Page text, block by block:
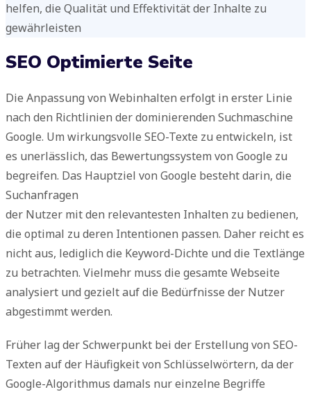
helfen, die Qualität und Effektivität der Inhalte zu
gewährleisten
SEO Optimierte Seite​
Die Anpassung von Webinhalten erfolgt in erster Linie
nach den Richtlinien der dominierenden Suchmaschine
Google. Um wirkungsvolle SEO-Texte zu entwickeln, ist
es unerlässlich, das Bewertungssystem von Google zu
begreifen. Das Hauptziel von Google besteht darin, die
Suchanfragen
der Nutzer mit den relevantesten Inhalten zu bedienen,
die optimal zu deren Intentionen passen. Daher reicht es
nicht aus, lediglich die Keyword-Dichte und die Textlänge
zu betrachten. Vielmehr muss die gesamte Webseite
analysiert und gezielt auf die Bedürfnisse der Nutzer
abgestimmt werden.
Früher lag der Schwerpunkt bei der Erstellung von SEO-
Texten auf der Häufigkeit von Schlüsselwörtern, da der
Google-Algorithmus damals nur einzelne Begriffe